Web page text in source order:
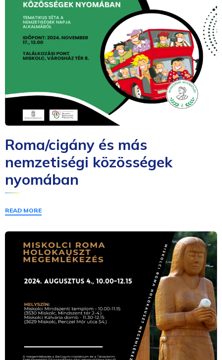
Roma/cigány és más
nemzetiségi közösségek
nyomában
READ MORE